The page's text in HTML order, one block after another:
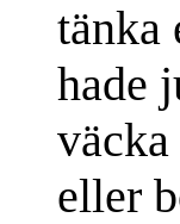
tänka
hade
eller